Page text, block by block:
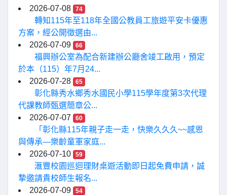
2026-07-08
74
轉知115年至118年全國公教員工旅遊平安卡優惠
方案，經公開徵選由...
2026-07-09
66
福興辦公室為配合新建辦公廳舍竣工啟用，預定
於本（115）年7月24...
2026-07-28
65
彰化縣秀水鄉秀水國民小學115學年度第3次代理
代課教師甄選簡章公...
2026-07-07
60
「彰化縣115年親子走一走，快樂久久久~~感恩
與傳承—樂齡童軍家庭...
2026-07-10
59
滙豐校園巡迴理財桌遊活動即日起免費申請，誠
摯邀請貴校師生報名...
2026-07-09
54